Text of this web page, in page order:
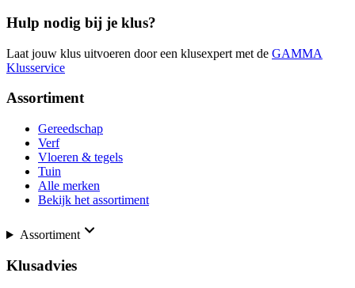
Hulp nodig bij je klus?
Laat jouw klus uitvoeren door een klusexpert met de GAMMA
Klusservice
Assortiment
Gereedschap
Verf
Vloeren & tegels
Tuin
Alle merken
Bekijk het assortiment
Assortiment
Klusadvies